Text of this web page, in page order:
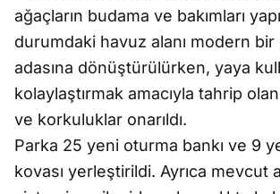
ağaçların budama ve bakımları
durumdaki havuz alanı modern bir
adasına dönüştürülürken, yaya
kolaylaştırmak amacıyla tahrip
ve korkuluklar onarıldı.
Parka 25 yeni oturma bankı ve 9
kovası yerleştirildi. Ayrıca mevcut